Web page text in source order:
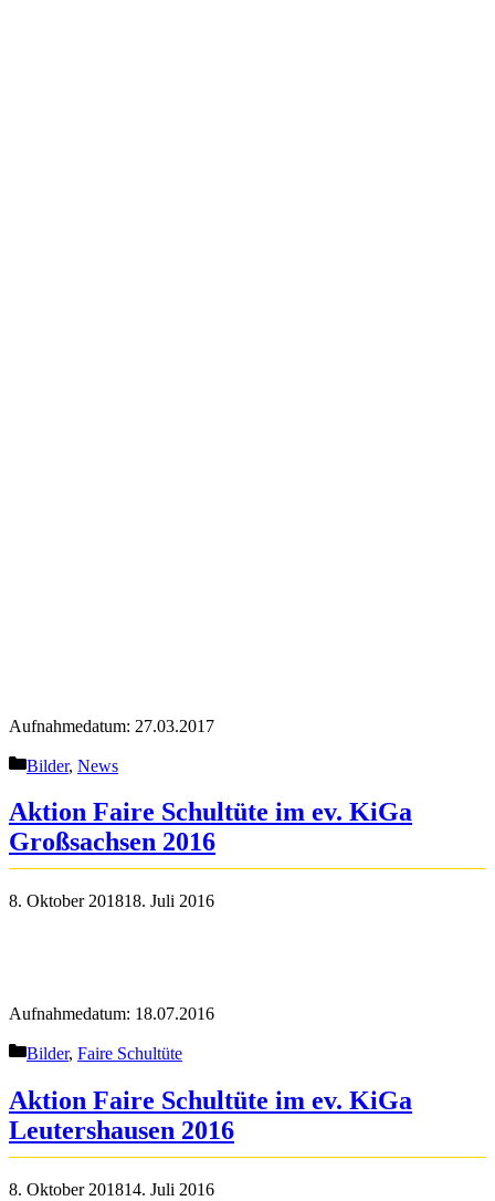
Aufnahmedatum: 27.03.2017
Kategorien
Bilder, News
Aktion Faire Schultüte im ev. KiGa
Großsachsen 2016
8. Oktober 201818. Juli 2016
Aufnahmedatum: 18.07.2016
Kategorien
Bilder, Faire Schultüte
Aktion Faire Schultüte im ev. KiGa
Leutershausen 2016
8. Oktober 201814. Juli 2016